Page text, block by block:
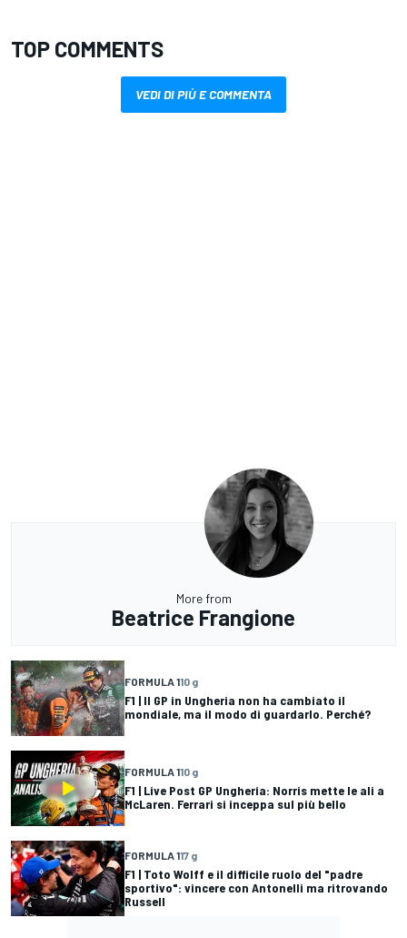
TOP COMMENTS
VEDI DI PIÙ E COMMENTA
More from
Beatrice Frangione
FORMULA 110 g
F1 | Il GP in Ungheria non ha cambiato il
mondiale, ma il modo di guardarlo. Perché?
FORMULA 110 g
F1 | Live Post GP Ungheria: Norris mette le ali a
McLaren. Ferrari si inceppa sul più bello
FORMULA 117 g
F1 | Toto Wolff e il difficile ruolo del "padre
sportivo": vincere con Antonelli ma ritrovando
Russell